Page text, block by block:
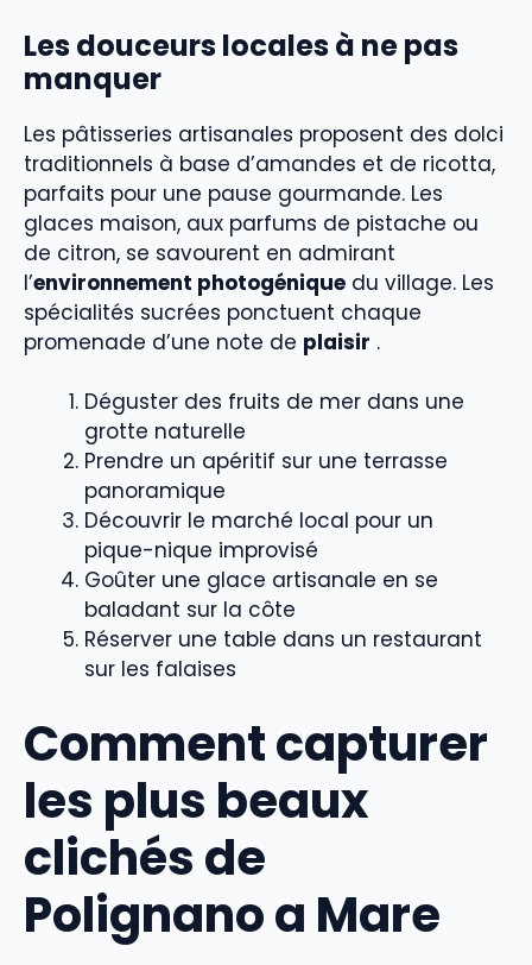
Les douceurs locales à ne pas
manquer
Les pâtisseries artisanales proposent des dolci
traditionnels à base d’amandes et de ricotta,
parfaits pour une pause gourmande. Les
glaces maison, aux parfums de pistache ou
de citron, se savourent en admirant
l’environnement photogénique du village. Les
spécialités sucrées ponctuent chaque
promenade d’une note de plaisir .
Déguster des fruits de mer dans une
grotte naturelle
Prendre un apéritif sur une terrasse
panoramique
Découvrir le marché local pour un
pique-nique improvisé
Goûter une glace artisanale en se
baladant sur la côte
Réserver une table dans un restaurant
sur les falaises
Comment capturer
les plus beaux
clichés de
Polignano a Mare